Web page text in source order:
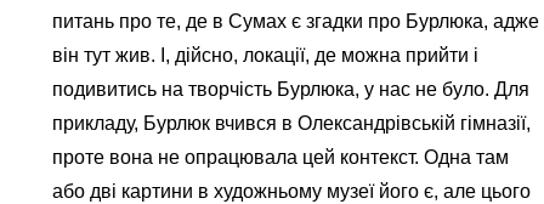
питань про те, де в Сумах є згадки про Бурлюка, адже
він тут жив. І, дійсно, локації, де можна прийти і
подивитись на творчість Бурлюка, у нас не було. Для
прикладу, Бурлюк вчився в Олександрівській гімназії,
проте вона не опрацювала цей контекст. Одна там
або дві картини в художньому музеї його є, але цього